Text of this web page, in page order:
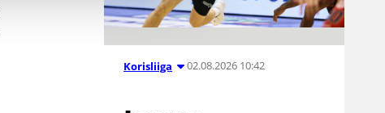
Korisliiga 02.08.2026 10:42